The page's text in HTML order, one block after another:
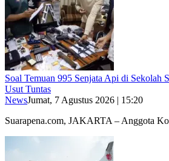
Soal Temuan 995 Senjata Api di Sekolah
Usut Tuntas
NewsJumat, 7 Agustus 2026 | 15:20
Suarapena.com, JAKARTA – Anggota